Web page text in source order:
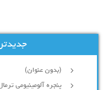
(بدون عنوان)
پنجره آلومینیومی